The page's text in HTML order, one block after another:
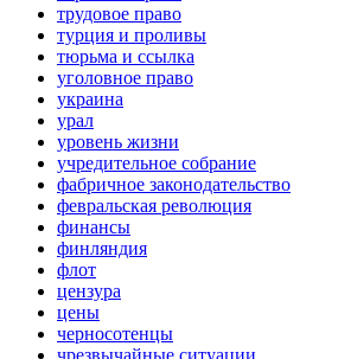
трудовое право
турция и проливы
тюрьма и ссылка
уголовное право
украина
урал
уровень жизни
учредительное собрание
фабричное законодательство
февральская революция
финансы
финляндия
флот
цензура
цены
черносотенцы